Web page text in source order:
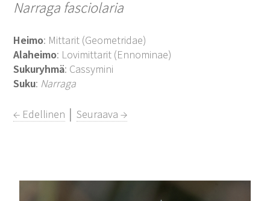
Narraga fasciolaria
Heimo: Mittarit (Geometridae)
Alaheimo: Lovimittarit (Ennominae)
Sukuryhmä: Cassymini
Suku: Narraga
← Edellinen │Seuraava →